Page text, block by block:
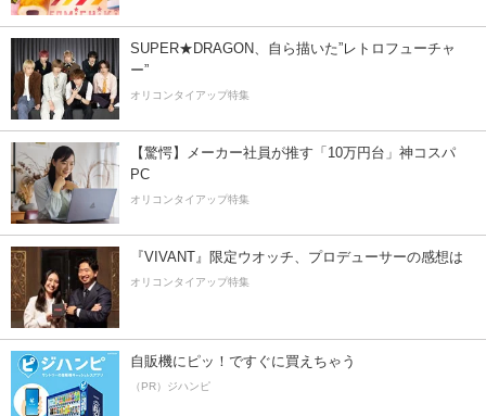
SUPER★DRAGON、自ら描いた”レトロフューチャ
ー”
オリコンタイアップ特集
【驚愕】メーカー社員が推す「10万円台」神コスパ
PC
オリコンタイアップ特集
『VIVANT』限定ウオッチ、プロデューサーの感想は
オリコンタイアップ特集
自販機にピッ！ですぐに買えちゃう
（PR）ジハンピ